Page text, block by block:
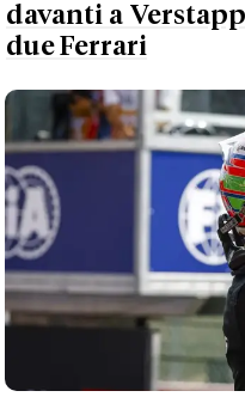
davanti a
due Ferrari